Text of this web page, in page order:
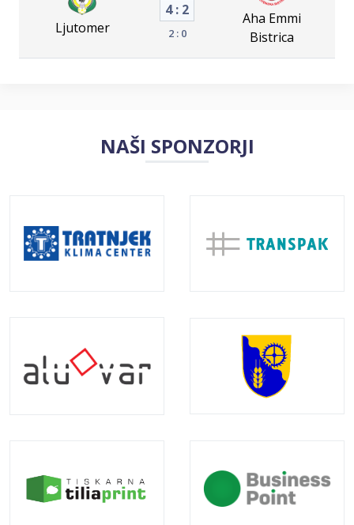
Ljutomer
4 : 2
2 : 0
Aha Emmi
Bistrica
NAŠI SPONZORJI